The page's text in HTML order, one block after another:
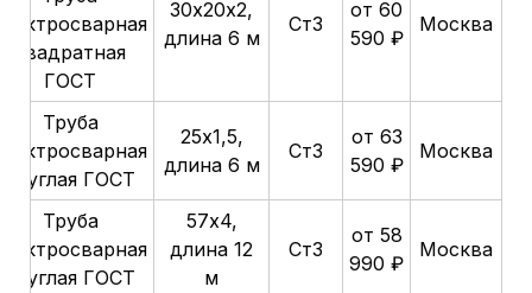
квадратная
ГОСТ
30х20х2,
длина 6 м
Ст3
от 60
590 ₽
Москва
Труба
круглая ГОСТ
25х1,5,
длина 6 м
Ст3
от 63
590 ₽
Москва
Труба
круглая ГОСТ
57х4,
длина 12
м
Ст3
от 58
990 ₽
Москва